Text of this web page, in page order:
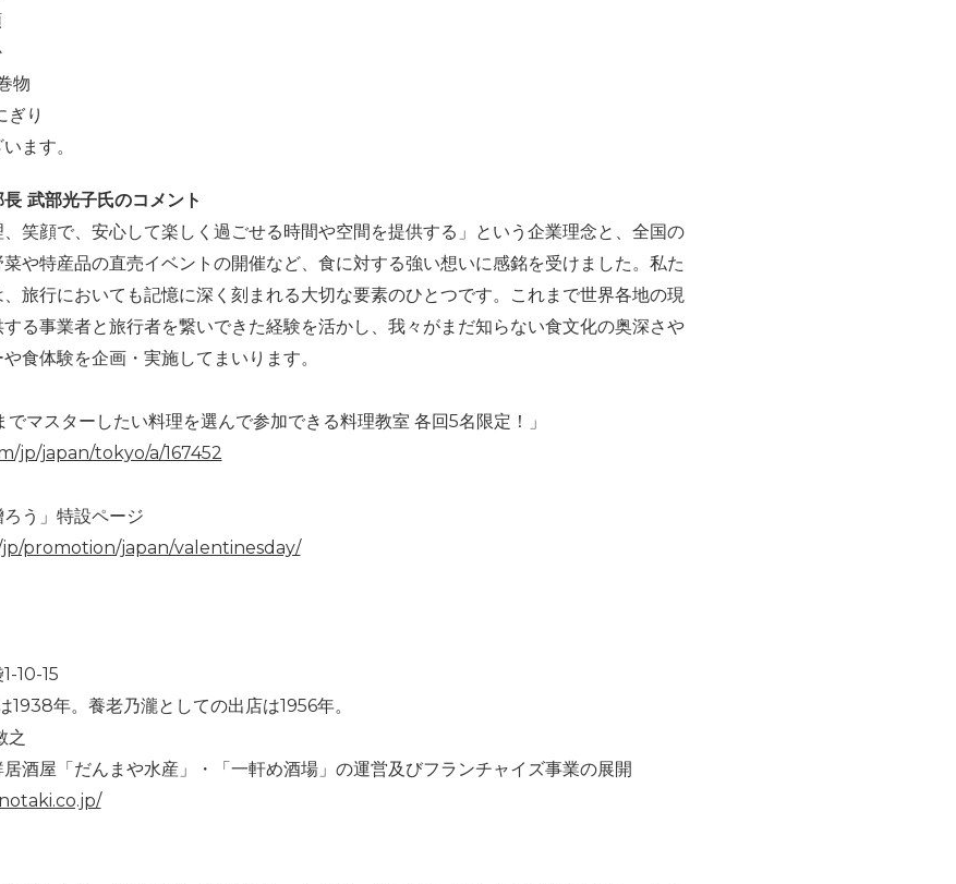
物
り
ます。
武部光子氏のコメント
笑顔で、安心して楽しく過ごせる時間や空間を提供する」という企業理念と、全国の
や特産品の直売イベントの開催など、食に対する強い想いに感銘を受けました。私た
旅行においても記憶に深く刻まれる大切な要素のひとつです。これまで世界各地の現
る事業者と旅行者を繋いできた経験を活かし、我々がまだ知らない食文化の奥深さや
食体験を企画・実施してまいります。
でマスターしたい料理を選んで参加できる料理教室 各回5名限定！」
jp/japan/tokyo/a/167452
ろう」特設ページ
promotion/japan/valentinesday/
10-15
年。養老乃瀧としての出店は1956年。
之
酒屋「だんまや水産」・「一軒め酒場」の運営及びフランチャイズ事業の展開